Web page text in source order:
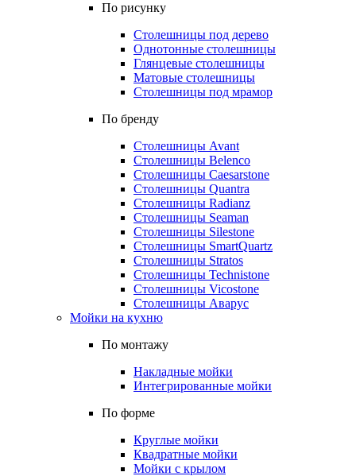
По рисунку
Столешницы под дерево
Однотонные столешницы
Глянцевые столешницы
Матовые столешницы
Столешницы под мрамор
По бренду
Столешницы Avant
Столешницы Belenco
Столешницы Caesarstone
Столешницы Quantra
Столешницы Radianz
Столешницы Seaman
Столешницы Silestone
Столешницы SmartQuartz
Столешницы Stratos
Столешницы Technistone
Столешницы Vicostone
Столешницы Аварус
Мойки на кухню
По монтажу
Накладные мойки
Интегрированные мойки
По форме
Круглые мойки
Квадратные мойки
Мойки с крылом